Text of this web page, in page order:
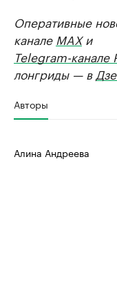
Оперативные
канале MAXи
Telegram-канале
лонгриды — в
Авторы
Алина Андреева